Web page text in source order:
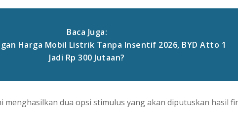
Baca Juga:
Harga Mobil Listrik Tanpa Insentif 2026, BYD Atto 1
Jadi Rp 300 Jutaan?
menghasilkan dua opsi stimulus yang akan diputuskan hasil